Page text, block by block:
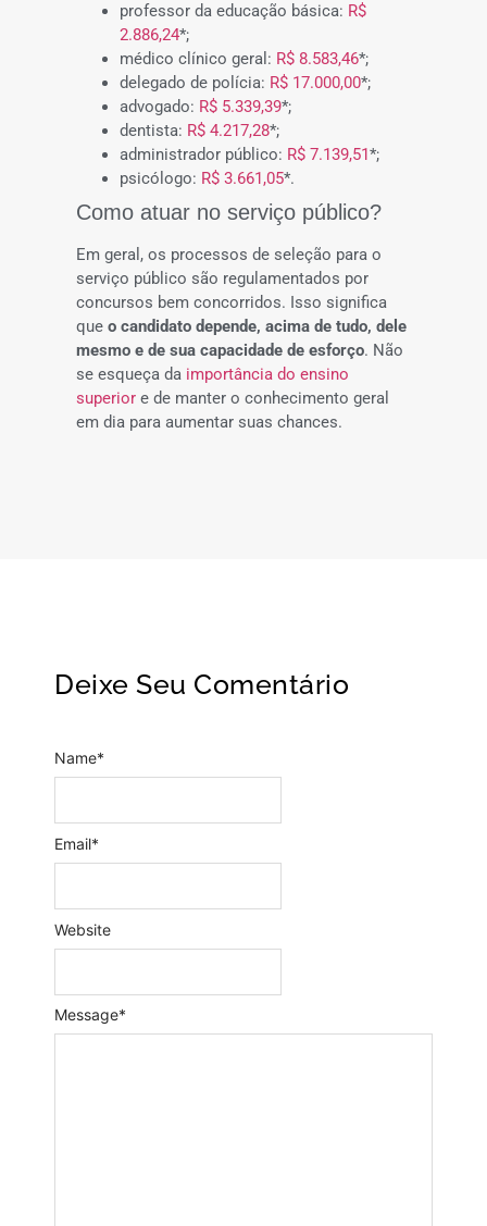
professor da educação básica: R$
2.886,24*;
médico clínico geral: R$ 8.583,46*;
delegado de polícia: R$ 17.000,00*;
advogado: R$ 5.339,39*;
dentista: R$ 4.217,28*;
administrador público: R$ 7.139,51*;
psicólogo: R$ 3.661,05*.
Como atuar no serviço público?
Em geral, os processos de seleção para o
serviço público são regulamentados por
concursos bem concorridos. Isso significa
que o candidato depende, acima de tudo, dele
mesmo e de sua capacidade de esforço. Não
se esqueça da importância do ensino
superior e de manter o conhecimento geral
em dia para aumentar suas chances.
Deixe Seu Comentário
Message*
Name*
Email*
Website